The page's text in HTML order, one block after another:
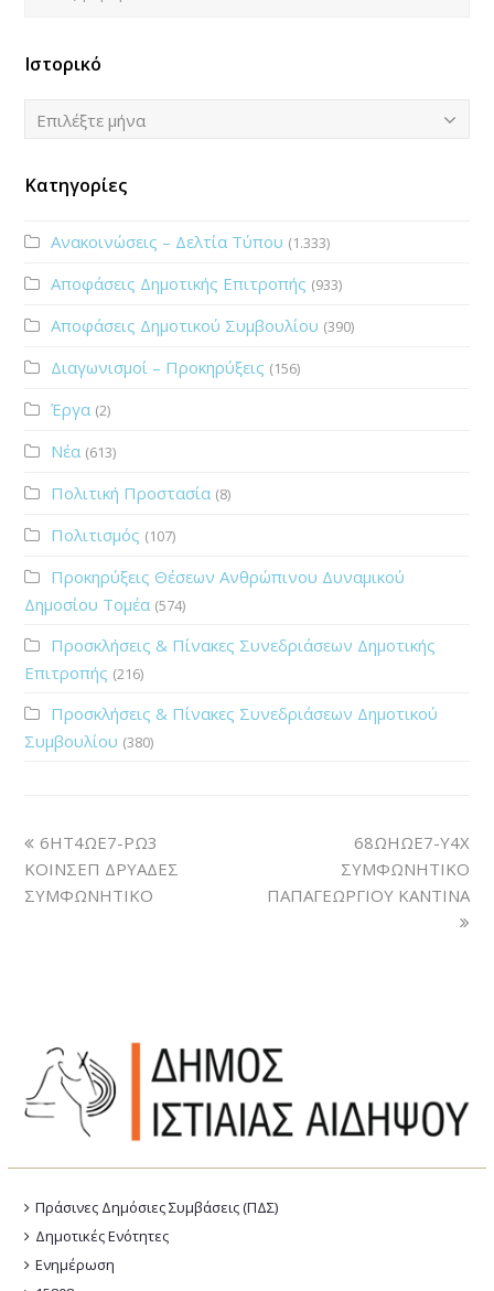
Ιστορικό
Ιστορικό
Επιλέξτε μήνα
Κατηγορίες
Ανακοινώσεις – Δελτία Τύπου (1.333)
Αποφάσεις Δημοτικής Επιτροπής (933)
Αποφάσεις Δημοτικού Συμβουλίου (390)
Διαγωνισμοί – Προκηρύξεις (156)
Έργα (2)
Νέα (613)
Πολιτική Προστασία (8)
Πολιτισμός (107)
Προκηρύξεις Θέσεων Ανθρώπινου Δυναμικού
Δημοσίου Τομέα (574)
Προσκλήσεις & Πίνακες Συνεδριάσεων Δημοτικής
Επιτροπής (216)
Προσκλήσεις & Πίνακες Συνεδριάσεων Δημοτικού
Συμβουλίου (380)
6ΗΤ4ΩΕ7-ΡΩ3
ΚΟΙΝΣΕΠ ΔΡΥΑΔΕΣ
ΣΥΜΦΩΝΗΤΙΚΟ
68ΩΗΩΕ7-Υ4Χ
ΣΥΜΦΩΝΗΤΙΚΟ
ΠΑΠΑΓΕΩΡΓΙΟΥ ΚΑΝΤΙΝΑ
Πράσινες Δημόσιες Συμβάσεις (ΠΔΣ)
Δημοτικές Ενότητες
Ενημέρωση